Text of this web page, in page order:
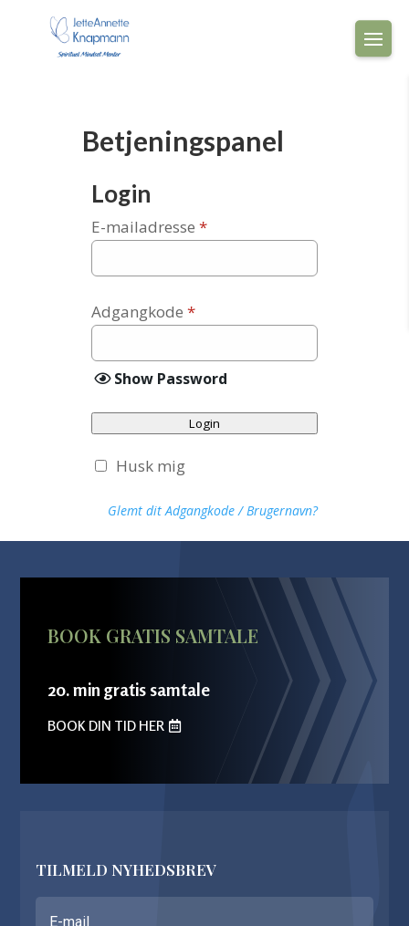
Betjeningspanel
Login
E-mailadresse *
Adgangkode *
Show Password
Login
Husk mig
Glemt dit Adgangkode / Brugernavn?
BOOK GRATIS SAMTALE
20. min gratis samtale
BOOK DIN TID HER
TILMELD NYHEDSBREV